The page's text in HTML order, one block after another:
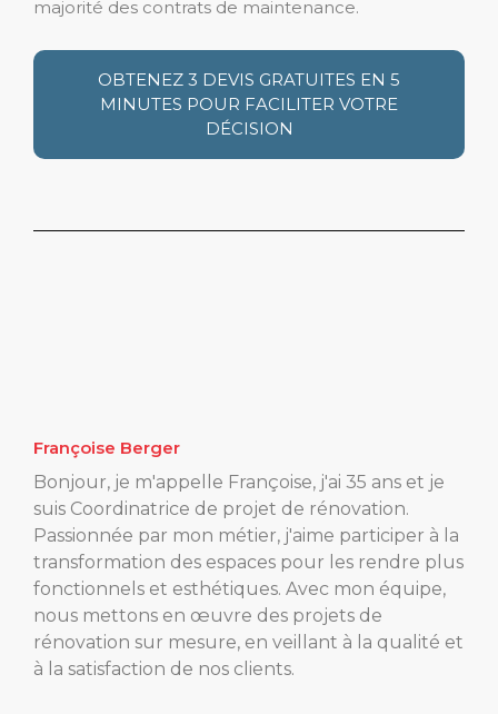
majorité des contrats de maintenance.
OBTENEZ 3 DEVIS GRATUITES EN 5
MINUTES POUR FACILITER VOTRE
DÉCISION
Françoise Berger
Bonjour, je m'appelle Françoise, j'ai 35 ans et je
suis Coordinatrice de projet de rénovation.
Passionnée par mon métier, j'aime participer à la
transformation des espaces pour les rendre plus
fonctionnels et esthétiques. Avec mon équipe,
nous mettons en œuvre des projets de
rénovation sur mesure, en veillant à la qualité et
à la satisfaction de nos clients.